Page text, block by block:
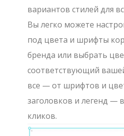
вариантов стилей для
Вы легко можете
под цвета и шрифты
бренда или выбрать
соответствующий
все — от шрифтов и
заголовков и легенд —
кликов.